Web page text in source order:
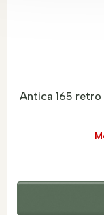
Antica 165